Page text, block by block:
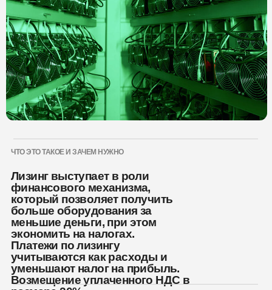
Лизинг выступает в роли
финансового механизма,
который позволяет получить
больше оборудования за
меньшие деньги, при этом
экономить на налогах.
Платежи по лизингу
учитываются как расходы и
уменьшают налог на прибыль.
Возмещение уплаченного НДС в
ЧТО ЭТО ТАКОЕ И ЗАЧЕМ НУЖНО